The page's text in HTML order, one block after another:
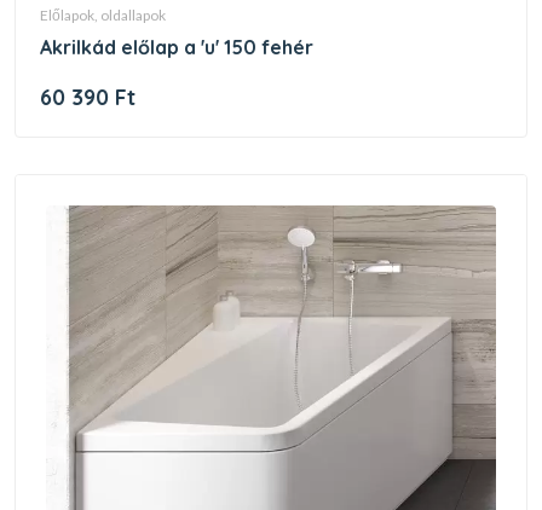
előlapok, oldallapok
akrilkád előlap a 'u' 150 fehér
60 390 Ft